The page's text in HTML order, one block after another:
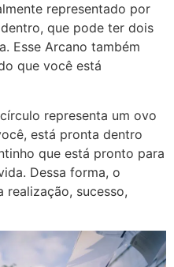
representado por
que pode ter dois
Esse Arcano também
que você está
representa um ovo
está pronta dentro
que está pronto para
Dessa forma, o
realização, sucesso,